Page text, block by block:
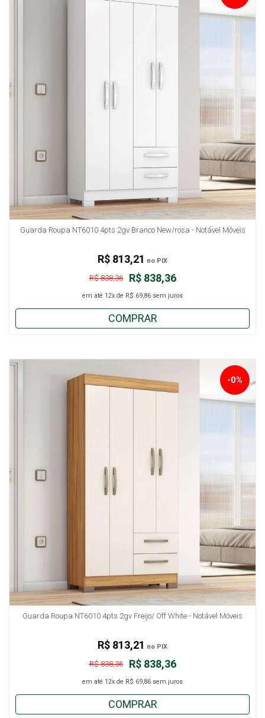
Guarda Roupa NT6010 4pts 2gv Branco New/rosa - Notável Móveis
R$ 838,36
R$ 838,36
em até 12x de R$ 69,86 sem juros
R$ 813,21 no PIX
COMPRAR
Guarda Roupa NT6010 4pts 2gv Freijo/ Off White - Notável Móveis
R$ 838,36
R$ 838,36
-0%
em até 12x de R$ 69,86 sem juros
R$ 813,21 no PIX
COMPRAR